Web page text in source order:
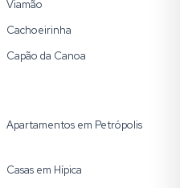
Viamão
Cachoeirinha
Capão da Canoa
Apartamentos em Petrópolis
Casas em Hípica